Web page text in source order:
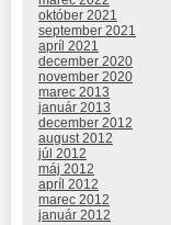
október 2021
september 2021
apríl 2021
december 2020
november 2020
marec 2013
január 2013
december 2012
august 2012
júl 2012
máj 2012
apríl 2012
marec 2012
január 2012